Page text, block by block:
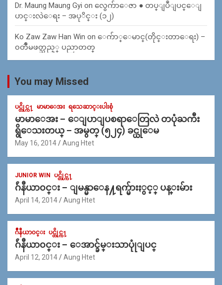
Dr. Maung Maung Gyi on လွေက်ာေဇာ ● တပ္ျပဳျပင္ေျ
ပာင္းလဲေရး – အပုိင္း (၁၂)
Ko Zaw Zaw Han Win on ေက်ာ္ေမာင္(တိုင္းတာေရး) –
၀တၳဳမဖတ္သည့္ ပညာတတ္
You may Missed
ပင္တိုင္က႑ မာမာေအး ရသေဆာင္းပါးစုံ
မာမာေအး – ေျပာျပစရာေတြလဲ တပုံႀကီး
ရွိေသးတယ္ – အမွတ္ (၅၂၄) ခင္ယုေမ
May 16, 2014 Aung Htet
JUNIOR WIN ပင္တိုင္က႑
ဂ်ဴနီယာ၀င္း – ျမန္မာေန႔ရက္မ်ားႏွင့္ ပန္းမ်ား
April 14, 2014 Aung Htet
ဂ်ဳနီယာ၀င္း ပင္တိုင္က႑
ဂ်ဴနီယာ၀င္း – ေအာင္ခ်မ္းသာပုုံျပင္
April 12, 2014 Aung Htet